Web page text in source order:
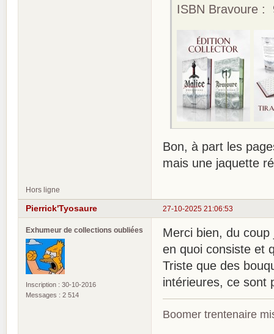
ISBN Bravoure :
Bon, à part les
mais une jaquette
Hors ligne
27-10-2025 21:06:53
Pierrick'Tyosaure
Exhumeur de collections oubliées
Inscription : 30-10-2016
Messages : 2 514
Merci bien, du
en quoi consiste et
Triste que des
intérieures, ce sont
Boomer trentenaire